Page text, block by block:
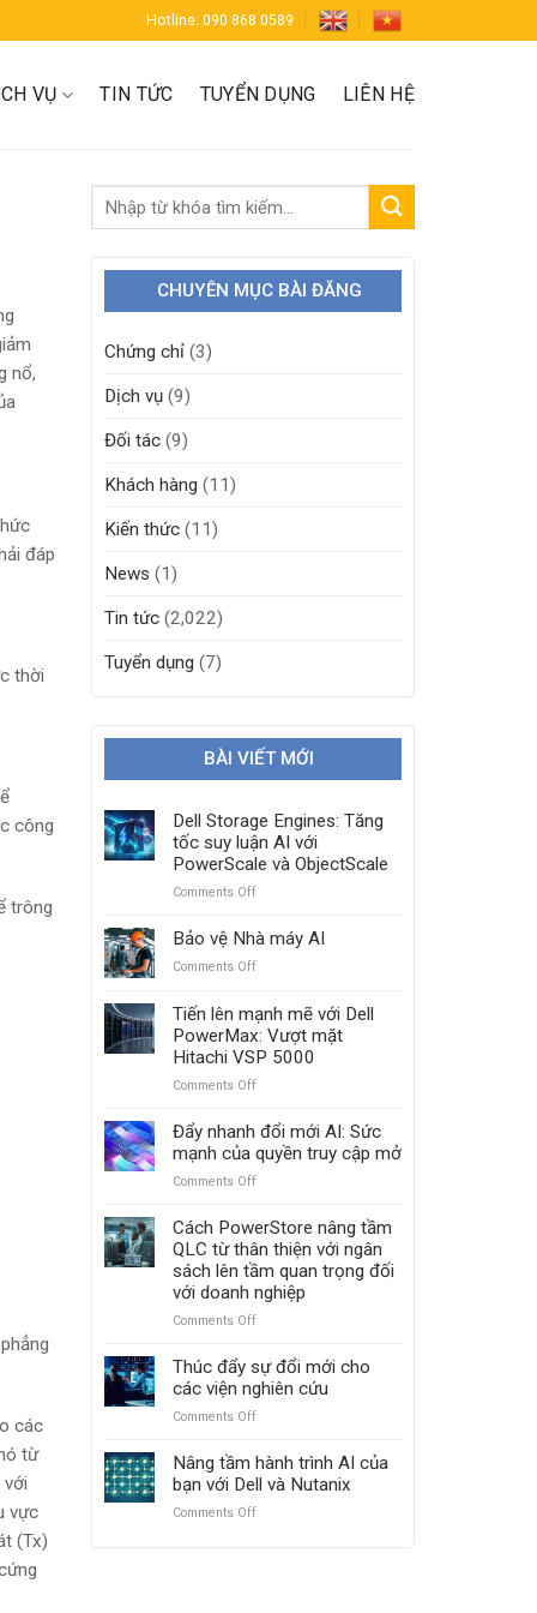
Hotline: 090 868 0589
VỤ TIN TỨC TUYỂN DỤNG LIÊN HỆ
nổ,
đáp
thời
công
trông
các
từ
với
vực
(Tx)
CHUYÊN MỤC BÀI ĐĂNG
Chứng chỉ (3)
Dịch vụ (9)
Đối tác (9)
Khách hàng (11)
Kiến thức (11)
News (1)
Tin tức (2,022)
Tuyển dụng (7)
BÀI VIẾT MỚI
Dell Storage Engines: Tăng
tốc suy luận AI với
PowerScale và ObjectScale
Comments Off
Storage
Engines:
suy
luận
AI
ObjectScale
Bảo vệ Nhà máy AI
Comments Off
vệ
Nhà
máy
AI
Tiến lên mạnh mẽ với Dell
PowerMax: Vượt mặt
Hitachi VSP 5000
Comments Off
lên
mạnh
mẽ
PowerMax:
Vượt
mặt
Hitachi
Đẩy nhanh đổi mới AI: Sức
mạnh của quyền truy cập mở
Comments Off
nhanh
đổi
mới
Sức
quyền
truy
Cách PowerStore nâng tầm
QLC từ thân thiện với ngân
sách lên tầm quan trọng đối
với doanh nghiệp
Comments Off
PowerStore
nâng
tầm
thân
thiện
Thúc đẩy sự đổi mới cho
các viện nghiên cứu
Comments Off
đẩy
sự
Nâng tầm hành trình AI của
bạn với Dell và Nutanix
Comments Off